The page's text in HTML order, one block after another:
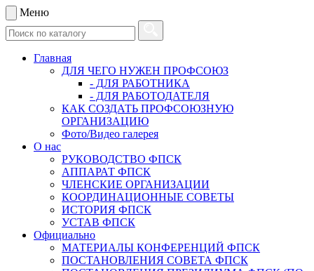
Меню
Главная
ДЛЯ ЧЕГО НУЖЕН ПРОФСОЮЗ
- ДЛЯ РАБОТНИКА
- ДЛЯ РАБОТОДАТЕЛЯ
КАК СОЗДАТЬ ПРОФСОЮЗНУЮ
ОРГАНИЗАЦИЮ
Фото/Видео галерея
О нас
РУКОВОДСТВО ФПСК
АППАРАТ ФПСК
ЧЛЕНСКИЕ ОРГАНИЗАЦИИ
КООРДИНАЦИОННЫЕ СОВЕТЫ
ИСТОРИЯ ФПСК
УСТАВ ФПСК
Официально
МАТЕРИАЛЫ КОНФЕРЕНЦИЙ ФПСК
ПОСТАНОВЛЕНИЯ СОВЕТА ФПСК